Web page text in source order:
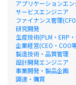
アプリケーションエン
サービスエンジニア
ファイナンス管理
研究開発
生産技術(PLM・ERP
企業経営(CEO・COO
製造技術・品質管理
設計開発エンジニア
事業開発・製品企画
調達・購買